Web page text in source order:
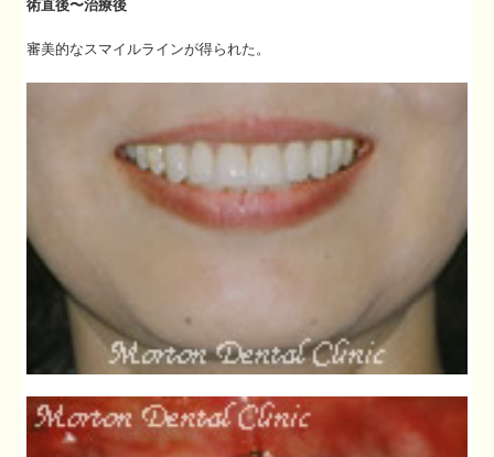
術直後〜治療後
審美的なスマイルラインが得られた。